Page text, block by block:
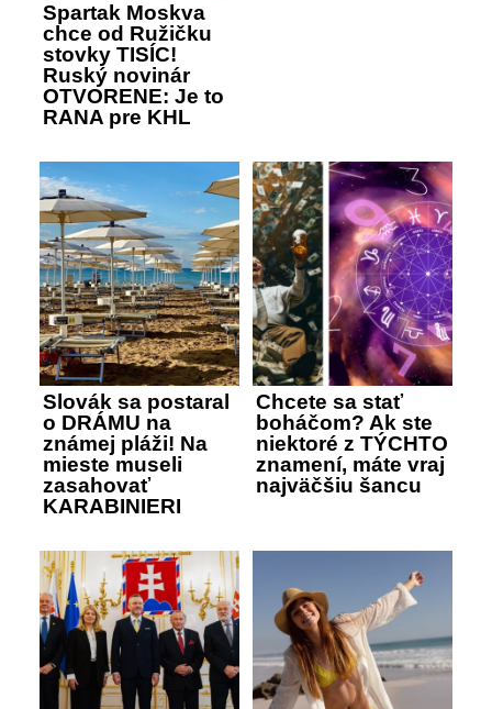
Spartak Moskva
chce od Ružičku
stovky TISÍC!
Ruský novinár
OTVORENE: Je to
RANA pre KHL
Slovák sa postaral
o DRÁMU na
známej pláži! Na
mieste museli
zasahovať
KARABINIERI
Chcete sa stať
boháčom? Ak ste
niektoré z TÝCHTO
znamení, máte vraj
najväčšiu šancu